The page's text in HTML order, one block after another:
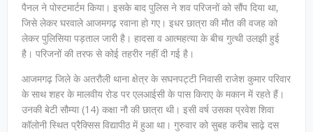
पैनल ने पोस्टमार्टम किया। इसके बाद पुलिस ने शव परिजनों को सौंप दिया था,
जिसे लेकर घरवाले आजमगढ़ रवाना हो गए। इधर छात्रा की मौत की वजह को
लेकर पुलिसिया पड़ताल जारी है। हादसा व आत्महत्या के बीच गुत्थी उलझी हुई
है। परिजनों की तरफ से कोई तहरीर नहीं दी गई है।
आजमगढ़ जिले के अतरौली थाना क्षेत्र के सघनपट्टी निवासी राजेश कुमार परिवार
के साथ शहर के मालवीय रोड पर एलआईसी के पास किराए के मकान में रहते हैं।
उनकी बेटी सौम्या (14) कक्षा नौ की छात्रा थी। इसी वर्ष उसका प्रवेश शिवा
कॉलोनी स्थित प्रैक्सिस विद्यापीठ में हुआ था। गुरुवार को सुबह करीब साढ़े दस